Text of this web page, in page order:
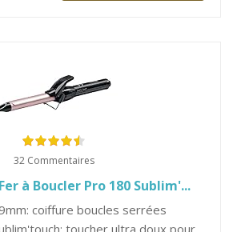
32 Commentaires
à Boucler Pro 180 Sublim'...
coiffure boucles serrées
toucher ultra doux pour